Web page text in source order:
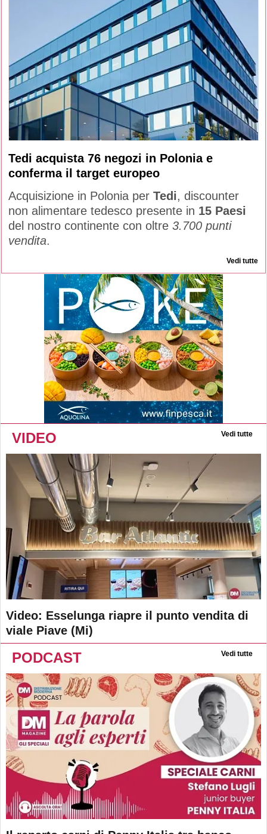
Tedi acquista 76 negozi in Polonia e
conferma il target europeo
Acquisizione in Polonia per Tedi, discounter
non alimentare tedesco presente in 15 Paesi
del nostro continente con oltre 3.700 punti
vendita.
Vedi tutte
VIDEO Vedi tutte
Video: Esselunga riapre il punto vendita di
viale Piave (Mi)
PODCAST Vedi tutte